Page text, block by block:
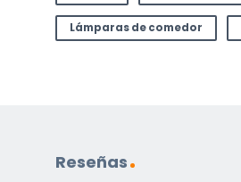
Lámparas de comedor
Reseñas